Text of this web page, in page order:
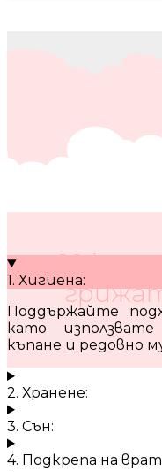
10
1. Хигиена:
Поддържайте
като
къпане и редовно
2. Хранене:
3. Сън:
4. Подкрепа на